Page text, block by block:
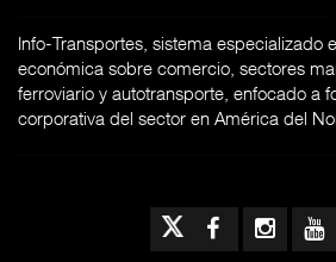
Info-Transportes, sistema especializado
económica sobre comercio, sectores
ferroviario y autotransporte, enfocado a
corporativa del sector en América del